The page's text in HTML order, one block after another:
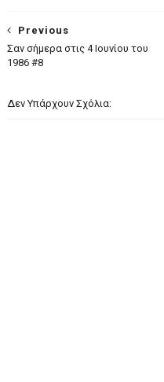
Previous
Σαν σήμερα στις 4 Ιουνίου του
1986 #8
Δεν Υπάρχουν Σχόλια: